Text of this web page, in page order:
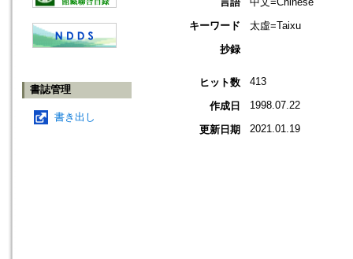
書誌管理
書き出し
キーワード
太虛=Taixu
抄録
ヒット数 413
作成日 1998.07.22
更新日期 2021.01.19